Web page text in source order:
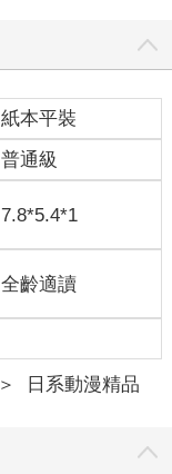
紙本平裝
普通級
7.8*5.4*1
全齡適讀
＞ 日系動漫精品